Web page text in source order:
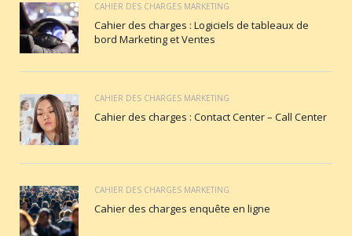
CAHIER DES CHARGES MARKETING
Cahier des charges : Logiciels de tableaux de
bord Marketing et Ventes
CAHIER DES CHARGES MARKETING
Cahier des charges : Contact Center – Call Center
CAHIER DES CHARGES MARKETING
Cahier des charges enquête en ligne